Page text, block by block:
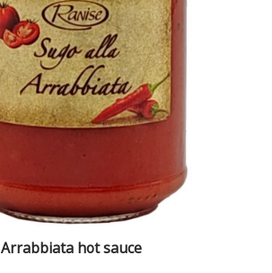
Arrabbiata hot sauce